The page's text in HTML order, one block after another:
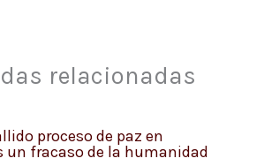
relacionadas
proceso de paz en
un fracaso de la humanidad